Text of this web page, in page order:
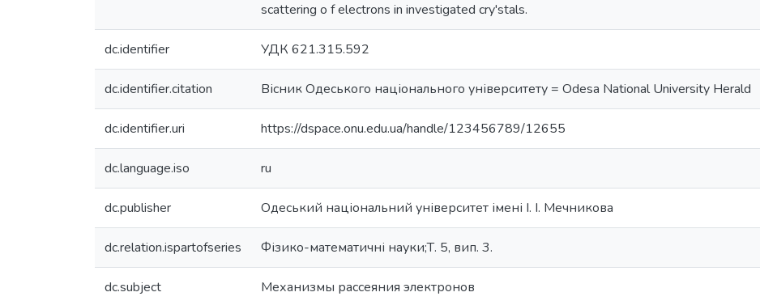
scattering o f electrons in investigated cry'stals.
dc.identifier УДК 621.315.592
dc.identifier.citation Вісник Одеського національного університету = Odesa National University Herald
dc.identifier.uri https://dspace.onu.edu.ua/handle/123456789/12655
dc.language.iso ru
dc.publisher Одеський національний університет імені І. І. Мечникова
dc.relation.ispartofseries Фізико-математичні науки;Т. 5, вип. 3.
dc.subject Механизмы рассеяния электронов